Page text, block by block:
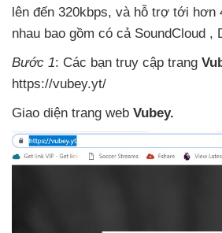
lên đến 320kbps, và hỗ trợ tới hơn
nhau bao gồm có cả SoundCloud ,
Bước 1: Các bạn truy cập trang
https://vubey.yt/
Giao diện trang web Vubey.